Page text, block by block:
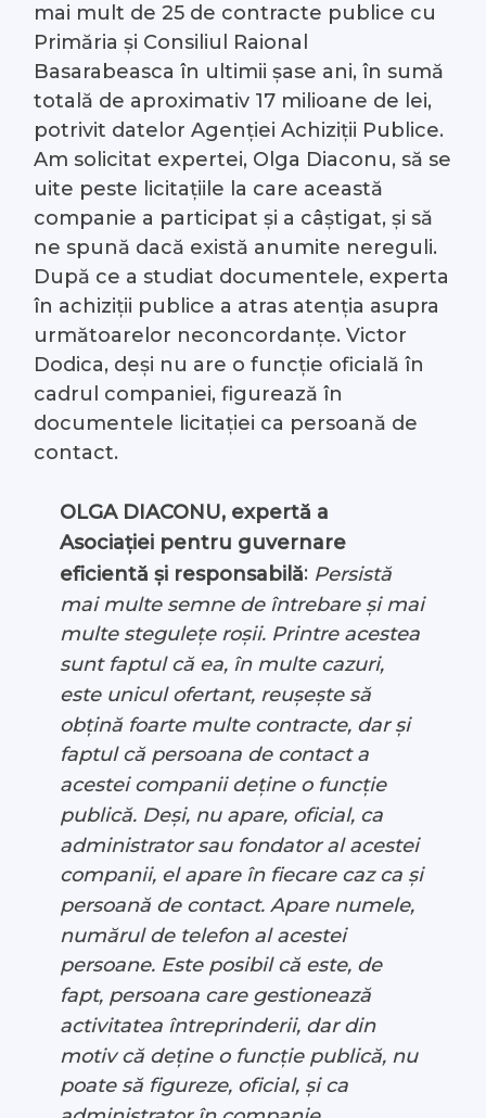
mai mult de 25 de contracte publice cu
Primăria și Consiliul Raional
Basarabeasca în ultimii șase ani, în sumă
totală de aproximativ 17 milioane de lei,
potrivit datelor Agenției Achiziții Publice.
Am solicitat expertei, Olga Diaconu, să se
uite peste licitațiile la care această
companie a participat și a câștigat, și să
ne spună dacă există anumite nereguli.
După ce a studiat documentele, experta
în achiziții publice a atras atenția asupra
următoarelor neconcordanțe. Victor
Dodica, deși nu are o funcție oficială în
cadrul companiei, figurează în
documentele licitației ca persoană de
contact.
OLGA DIACONU, expertă a
Asociației pentru guvernare
eficientă și responsabilă: Persistă
mai multe semne de întrebare și mai
multe stegulețe roșii. Printre acestea
sunt faptul că ea, în multe cazuri,
este unicul ofertant, reușește să
obțină foarte multe contracte, dar și
faptul că persoana de contact a
acestei companii deține o funcție
publică. Deși, nu apare, oficial, ca
administrator sau fondator al acestei
companii, el apare în fiecare caz ca și
persoană de contact. Apare numele,
numărul de telefon al acestei
persoane. Este posibil că este, de
fapt, persoana care gestionează
activitatea întreprinderii, dar din
motiv că deține o funcție publică, nu
poate să figureze, oficial, și ca